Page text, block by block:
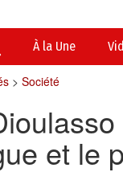
À la Une
> Société
et le